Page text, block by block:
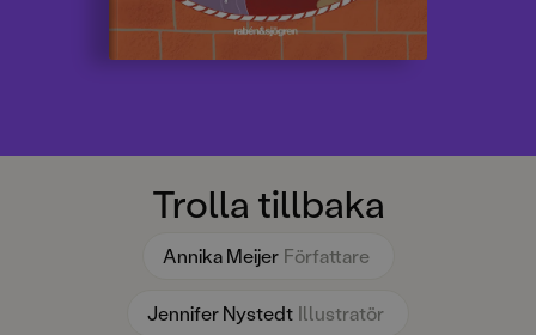
Trolla tillbaka
Annika Meijer Författare
Jennifer Nystedt Illustratör